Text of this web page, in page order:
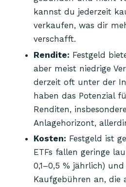
kannst du jederzeit
verkaufen, was dir
verschafft.
Rendite: Festgeld
aber meist niedrige
derzeit oft unter der
haben das Potenzial
Renditen,
Anlagehorizont,
Kosten: Festgeld ist
ETFs fallen geringe
0,1–0,5 % jährlich)
Kaufgebühren an, die